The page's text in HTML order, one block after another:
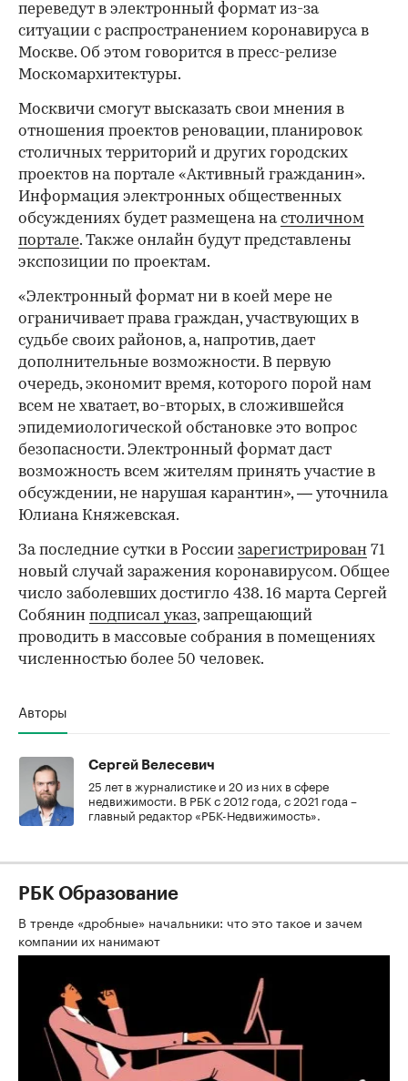
переведут в электронный формат из-за
ситуации с распространением коронавируса в
Москве. Об этом говорится в пресс-релизе
Москомархитектуры.
Москвичи смогут высказать свои мнения в
отношения проектов реновации, планировок
столичных территорий и других городских
проектов на портале «Активный гражданин».
Информация электронных общественных
обсуждениях будет размещена настоличном
портале. Также онлайн будут представлены
экспозиции по проектам.
«Электронный формат ни в коей мере не
ограничивает права граждан, участвующих в
судьбе своих районов, а, напротив, дает
дополнительные возможности. В первую
очередь, экономит время, которого порой нам
всем не хватает, во-вторых, в сложившейся
эпидемиологической обстановке это вопрос
безопасности. Электронный формат даст
возможность всем жителям принять участие в
обсуждении, не нарушая карантин», — уточнила
Юлиана Княжевская.
За последние сутки в России зарегистрирован 71
новый случай заражения коронавирусом. Общее
число заболевших достигло 438. 16 марта Сергей
Собянин подписал указ, запрещающий
проводить в массовые собрания в помещениях
численностью более 50 человек.
Авторы
Сергей Велесевич
25 лет в журналистике и 20 из них в сфере
недвижимости. В РБК с 2012 года, с 2021 года –
главный редактор «РБК-Недвижимость».
РБК Образование
В тренде «дробные» начальники: что это такое и зачем
компании их нанимают